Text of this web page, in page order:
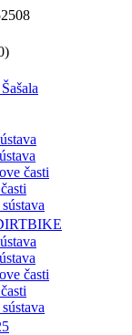
časti
časti